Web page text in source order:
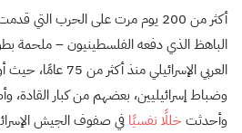
أكثر من 200 يوم مرت على الحرب
الباهظ الذي دفعه الفلسطينيون – ملحمة
وأحدثتخللًا نفسيًا في صفوف الجيش